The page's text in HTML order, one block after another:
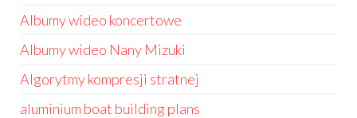
Albumy wideo koncertowe
Albumy wideo Nany Mizuki
Algorytmy kompresji stratnej
aluminium boat building plans